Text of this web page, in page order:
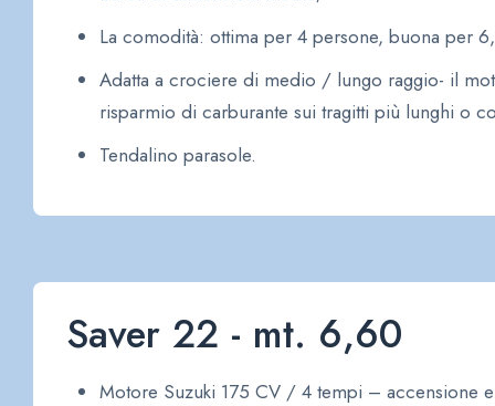
La comodità: ottima per 4 persone, buona per
Adatta a crociere di medio / lungo raggio- il
risparmio di carburante sui tragitti più lunghi o
Tendalino parasole.
Saver 22 - mt. 6,60
Motore Suzuki 175 CV / 4 tempi – accensione